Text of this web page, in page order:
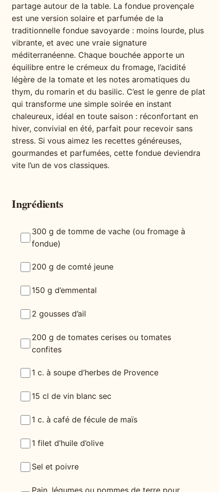
partage autour de la table. La fondue provençale
est une version solaire et parfumée de la
traditionnelle fondue savoyarde : moins lourde, plus
vibrante, et avec une vraie signature
méditerranéenne. Chaque bouchée apporte un
équilibre entre le crémeux du fromage, l’acidité
légère de la tomate et les notes aromatiques du
thym, du romarin et du basilic. C’est le genre de plat
qui transforme une simple soirée en instant
chaleureux, idéal en toute saison : réconfortant en
hiver, convivial en été, parfait pour recevoir sans
stress. Si vous aimez les recettes généreuses,
gourmandes et parfumées, cette fondue deviendra
vite l’un de vos classiques.
Ingrédients
300 g de tomme de vache (ou fromage à
fondue)
200 g de comté jeune
150 g d’emmental
2 gousses d’ail
200 g de tomates cerises ou tomates
confites
1 c. à soupe d’herbes de Provence
15 cl de vin blanc sec
1 c. à café de fécule de maïs
1 filet d’huile d’olive
Sel et poivre
Pain, légumes ou pommes de terre pour